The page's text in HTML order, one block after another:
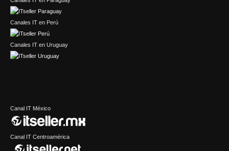
Canales IT en Perú
Canales IT en Uruguay
Canal IT México
Canal IT Centroamérica